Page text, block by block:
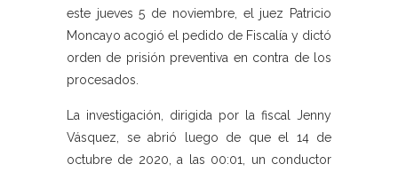
este jueves 5 de noviembre, el juez Patricio
Moncayo acogió el pedido de Fiscalía y dictó
orden de prisión preventiva en contra de los
procesados.
La investigación, dirigida por la fiscal Jenny
Vásquez, se abrió luego de que el 14 de
octubre de 2020, a las 00:01, un conductor